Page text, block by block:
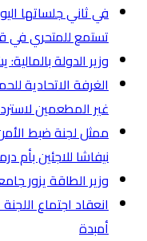
في ثاني جلساتها
تستمع للمتحري في
وزير الدولة
الغرفة الاتحادية
غير المطعمين
ممثل لجنة ضبط
نيفاشا للاجئين بأم
وزير الطاقة يزور
انعقاد اجتماع
أمبدة